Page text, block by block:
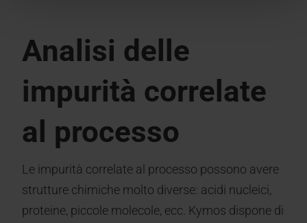
Analisi delle
impurità correlate
al processo
Le impurità correlate al processo possono avere
strutture chimiche molto diverse: acidi nucleici,
proteine, piccole molecole, ecc. Kymos dispone di